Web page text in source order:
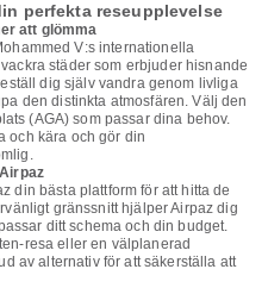
perfekta reseupplevelse
att glömma
V:s internationella
städer som erbjuder hisnande
dig själv vandra genom livliga
den distinkta atmosfären. Välj den
(AGA) som passar dina behov.
och kära och gör din
din bästa plattform för att hitta de
gränssnitt hjälper Airpaz dig
ditt schema och din budget.
resa eller en välplanerad
av alternativ för att säkerställa att